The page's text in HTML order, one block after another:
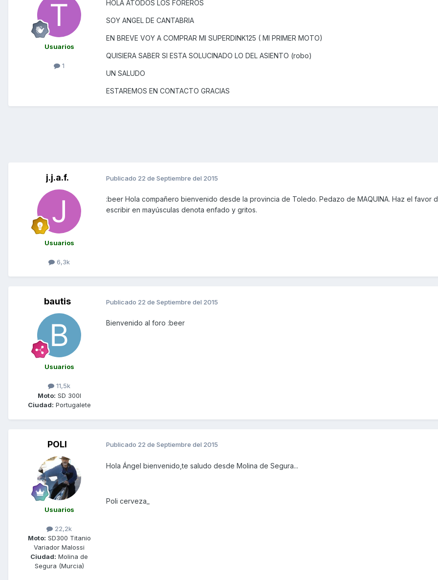
Usuarios
1
HOLA ATODOS LOS FOREROS
SOY ANGEL DE CANTABRIA
EN BREVE VOY A COMPRAR MI SUPERDINK125 ( MI PRIMER MOTO)
QUISIERA SABER SI ESTA SOLUCINADO LO DEL ASIENTO (robo)
UN SALUDO
ESTAREMOS EN CONTACTO GRACIAS
j.j.a.f.
Usuarios
6,3k
Publicado 22 de Septiembre del 2015
:beer Hola compañero bienvenido desde la provincia de Toledo. Pedazo de MAQUINA. Haz el favor
escribir en mayúsculas denota enfado y gritos.
bautis
Usuarios
11,5k
Moto: SD 300I
Ciudad: Portugalete
Publicado 22 de Septiembre del 2015
Bienvenido al foro :beer
POLI
Usuarios
22,2k
Moto: SD300 Titanio
Variador Malossi
Ciudad: Molina de
Segura (Murcia)
Publicado 22 de Septiembre del 2015
Hola Ángel bienvenido,te saludo desde Molina de Segura...
Poli cerveza_